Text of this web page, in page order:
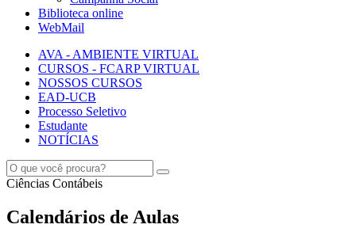
Biblioteca online
WebMail
AVA - AMBIENTE VIRTUAL
CURSOS - FCARP VIRTUAL
NOSSOS CURSOS
EAD-UCB
Processo Seletivo
Estudante
NOTÍCIAS
Ciências Contábeis
Calendários de Aulas